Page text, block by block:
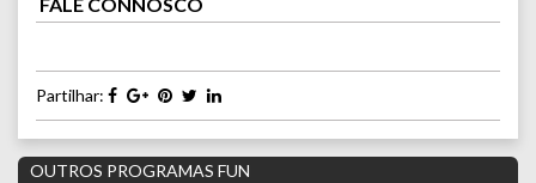
Partilhar:
OUTROS PROGRAMAS FUN